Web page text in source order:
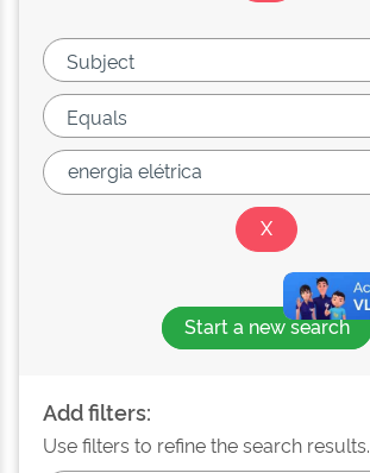
Start a new search
Add filters:
Use filters to refine the search results.